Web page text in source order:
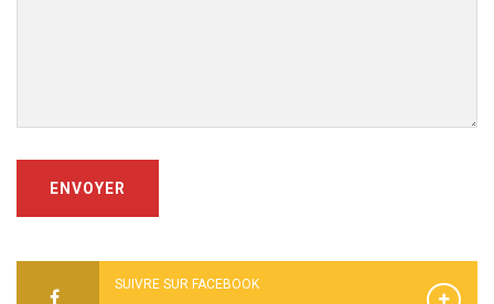
ENVOYER
SUIVRE SUR FACEBOOK